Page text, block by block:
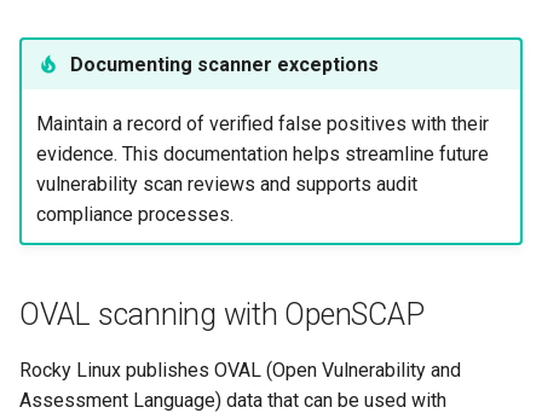
Documenting scanner exceptions
Maintain a record of verified false positives with their
evidence. This documentation helps streamline future
vulnerability scan reviews and supports audit
compliance processes.
OVAL scanning with OpenSCAP
Rocky Linux publishes OVAL (Open Vulnerability and
Assessment Language) data that can be used with